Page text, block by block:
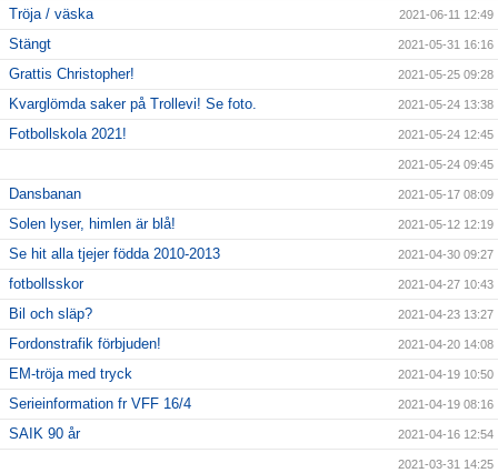
Tröja / väska 2021-06-11 12:49
Stängt 2021-05-31 16:16
Grattis Christopher! 2021-05-25 09:28
Kvarglömda saker på Trollevi! Se foto. 2021-05-24 13:38
Fotbollskola 2021! 2021-05-24 12:45
2021-05-24 09:45
Dansbanan 2021-05-17 08:09
Solen lyser, himlen är blå! 2021-05-12 12:19
Se hit alla tjejer födda 2010-2013 2021-04-30 09:27
fotbollsskor 2021-04-27 10:43
Bil och släp? 2021-04-23 13:27
Fordonstrafik förbjuden! 2021-04-20 14:08
EM-tröja med tryck 2021-04-19 10:50
Serieinformation fr VFF 16/4 2021-04-19 08:16
SAIK 90 år 2021-04-16 12:54
2021-03-31 14:25